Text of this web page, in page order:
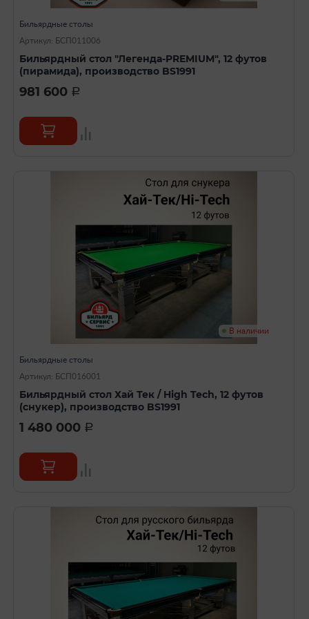
Бильярдные столы
Артикул: БСП011006
Бильярдный стол "Легенда-PREMIUM", 12 футов
(пирамида), производство BS1991
981 600 a
В наличии
Бильярдные столы
Артикул: БСП016001
Бильярдный стол Хай Тек / High Tech, 12 футов
(снукер), производство BS1991
1 480 000 a